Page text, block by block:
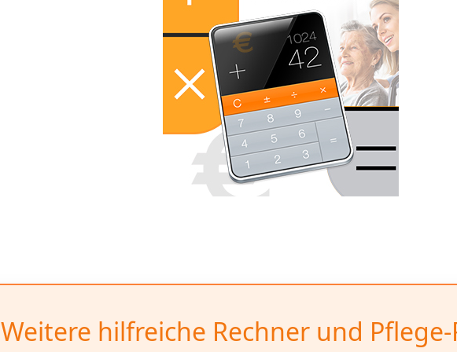
Weitere hilfreiche Rechner und